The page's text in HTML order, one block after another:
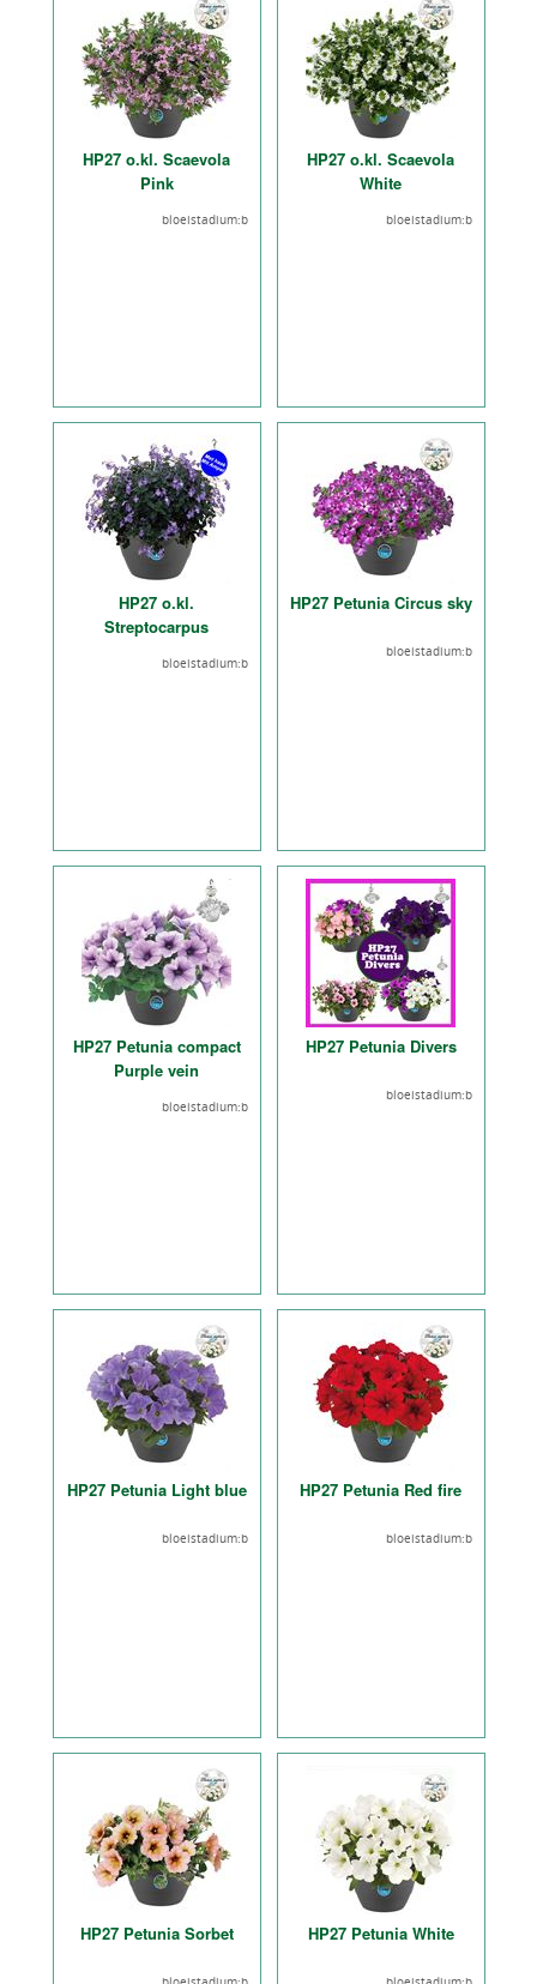
HP27 o.kl. Scaevola
Pink
bloeistadium:b
HP27 o.kl. Scaevola
White
bloeistadium:b
HP27 o.kl.
Streptocarpus
bloeistadium:b
HP27 Petunia Circus sky
bloeistadium:b
HP27 Petunia compact
Purple vein
bloeistadium:b
HP27 Petunia Divers
bloeistadium:b
HP27 Petunia Light blue
bloeistadium:b
HP27 Petunia Red fire
bloeistadium:b
HP27 Petunia Sorbet HP27 Petunia White